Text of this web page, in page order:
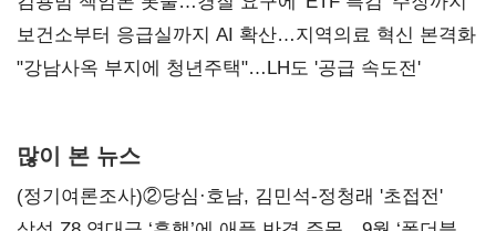
보건소부터 응급실까지 AI 확산…지역의료 혁신 본격화
"강남사옥 부지에 청년주택"…LH도 '공급 속도전'
많이 본 뉴스
(정기여론조사)②당심·호남, 김민석-정청래 '초접전'